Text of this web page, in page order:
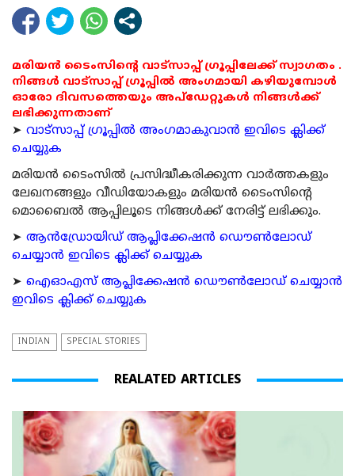
മരിയൻ ടൈംസിന്റെ വാട്സാപ്പ് ഗ്രൂപ്പിലേക്ക് സ്വാഗതം .
നിങ്ങൾ വാട്സാപ്പ് ഗ്രൂപ്പിൽ അംഗമായി കഴിയുമ്പോൾ
ഓരോ ദിവസത്തെയും അപ്ഡേറ്റുകൾ നിങ്ങൾക്ക്
ലഭിക്കുന്നതാണ്
➤ വാട്സാപ്പ് ഗ്രൂപ്പിൽ അംഗമാകുവാൻ ഇവിടെ ക്ലിക്ക്
ചെയ്യുക
മരിയന്‍ ടൈംസില്‍ പ്രസിദ്ധീകരിക്കുന്ന വാര്‍ത്തകളും
ലേഖനങ്ങളും വീഡിയോകളും മരിയന്‍ ടൈംസിന്റെ
മൊബൈല്‍ ആപ്പിലൂടെ നിങ്ങള്‍ക്ക് നേരിട്ട് ലഭിക്കും.
➤ ആന്‍ഡ്രോയിഡ് ആപ്ലിക്കേഷന്‍ ഡൌണ്‍ലോഡ്
ചെയ്യാന്‍ ഇവിടെ ക്ലിക്ക് ചെയ്യുക
➤ ഐഓഎസ് ആപ്ലിക്കേഷന്‍ ഡൌണ്‍ലോഡ് ചെയ്യാന്‍
ഇവിടെ ക്ലിക്ക് ചെയ്യുക
INDIAN SPECIAL STORIES
REALATED ARTICLES